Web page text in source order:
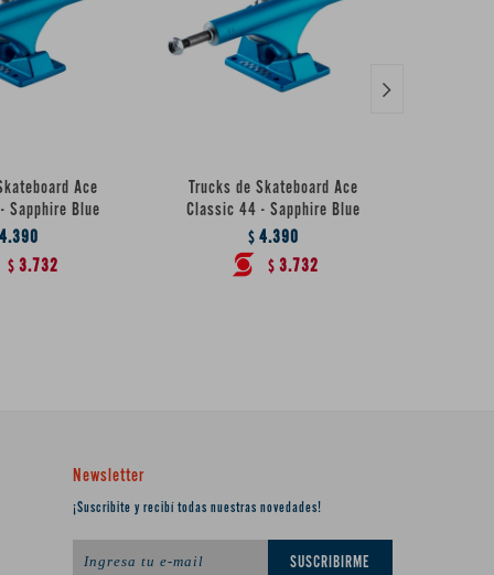
Ace
Sapphire Blue
4.390
$ 3.732
Trucks de Skateboard Ace
Classic 44 - Sapphire Blue
$ 4.390
$ 3.732

Newsletter
¡Suscribite y recibí todas nuestras novedades!
SUSCRIBIRME